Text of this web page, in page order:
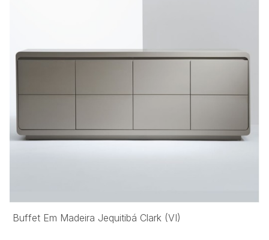
Buffet Em Madeira Jequitibá Clark (VI)